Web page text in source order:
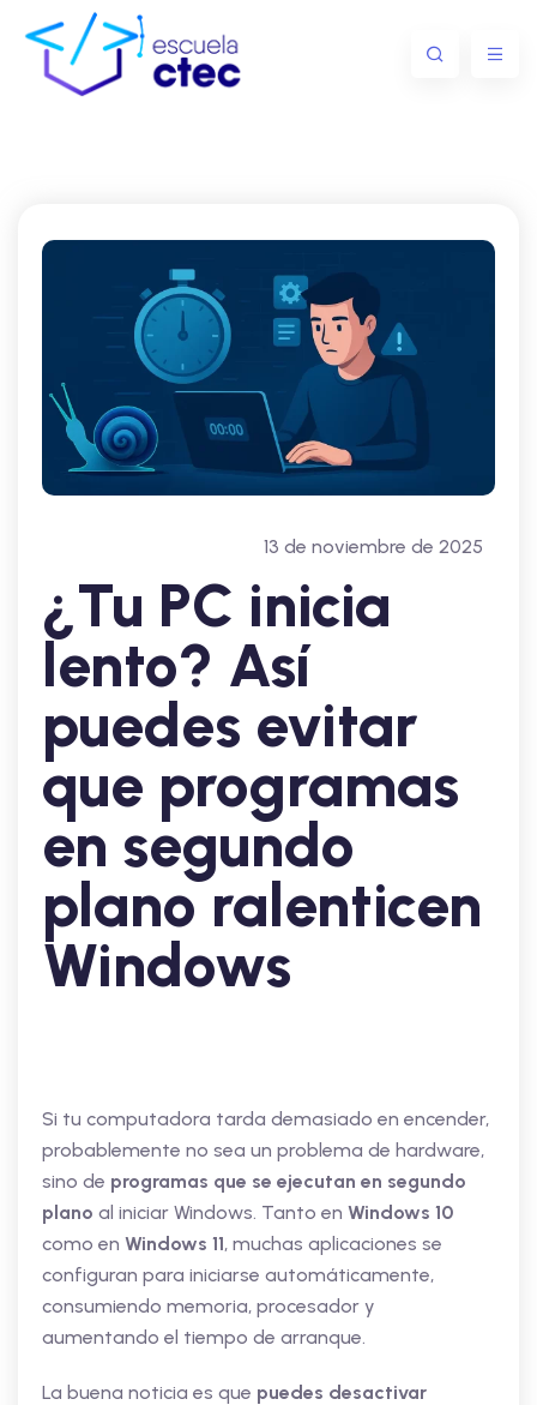
13 de noviembre de 2025
¿Tu PC inicia
lento? Así
puedes evitar
que programas
en segundo
plano ralenticen
Windows
Si tu computadora tarda demasiado en encender,
probablemente no sea un problema de hardware,
sino de programas que se ejecutan en segundo
plano al iniciar Windows. Tanto en Windows 10
como en Windows 11, muchas aplicaciones se
configuran para iniciarse automáticamente,
consumiendo memoria, procesador y
aumentando el tiempo de arranque.
La buena noticia es que puedes desactivar